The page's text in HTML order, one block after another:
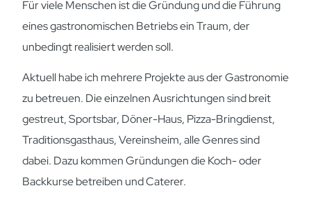
Für viele Menschen ist die Gründung und die Führung
eines gastronomischen Betriebs ein Traum, der
unbedingt realisiert werden soll.
Aktuell habe ich mehrere Projekte aus der Gastronomie
zu betreuen. Die einzelnen Ausrichtungen sind breit
gestreut, Sportsbar, Döner-Haus, Pizza-Bringdienst,
Traditionsgasthaus, Vereinsheim, alle Genres sind
dabei. Dazu kommen Gründungen die Koch- oder
Backkurse betreiben und Caterer.